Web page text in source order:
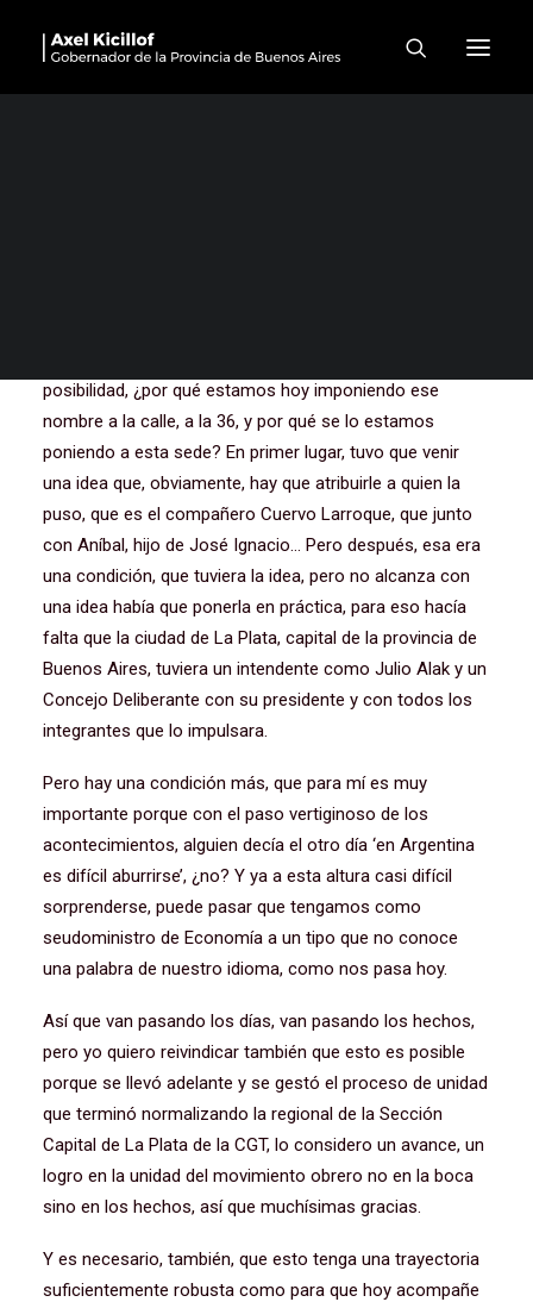
Plenario Provincial de la
CGT en La Plata
posibilidad, ¿por qué estamos hoy imponiendo ese
nombre a la calle, a la 36, y por qué se lo estamos
poniendo a esta sede? En primer lugar, tuvo que venir
una idea que, obviamente, hay que atribuirle a quien la
puso, que es el compañero Cuervo Larroque, que junto
con Aníbal, hijo de José Ignacio… Pero después, esa era
una condición, que tuviera la idea, pero no alcanza con
una idea había que ponerla en práctica, para eso hacía
falta que la ciudad de La Plata, capital de la provincia de
Buenos Aires, tuviera un intendente como Julio Alak y un
Concejo Deliberante con su presidente y con todos los
integrantes que lo impulsara.
Pero hay una condición más, que para mí es muy
importante porque con el paso vertiginoso de los
acontecimientos, alguien decía el otro día ‘en Argentina
es difícil aburrirse’, ¿no? Y ya a esta altura casi difícil
sorprenderse, puede pasar que tengamos como
seudoministro de Economía a un tipo que no conoce
una palabra de nuestro idioma, como nos pasa hoy.
Así que van pasando los días, van pasando los hechos,
pero yo quiero reivindicar también que esto es posible
porque se llevó adelante y se gestó el proceso de unidad
que terminó normalizando la regional de la Sección
Capital de La Plata de la CGT, lo considero un avance, un
logro en la unidad del movimiento obrero no en la boca
sino en los hechos, así que muchísimas gracias.
Y es necesario, también, que esto tenga una trayectoria
suficientemente robusta como para que hoy acompañe